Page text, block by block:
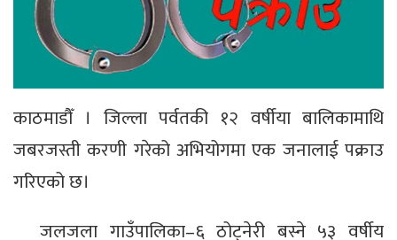
काठमाडौँ । जिल्ला पर्वतकी १२ वर्षीया बालिकामाथि
जबरजस्ती करणी गरेको अभियोगमा एक जनालाई पक्राउ
गरिएको छ।
जलजला गाउँपालिका–६ ठोट्नेरी बस्ने ५३ वर्षीय